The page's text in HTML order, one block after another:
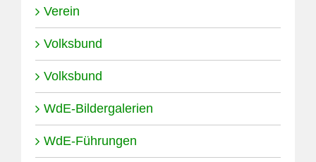
Verein
Volksbund
Volksbund
WdE-Bildergalerien
WdE-Führungen